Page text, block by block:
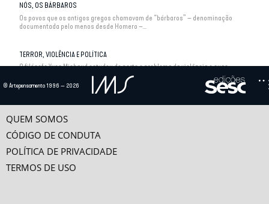
NÓS, OS BÁRBAROS
Os povos que os antigos gregos chamavam de “bárbaros” – denominação
documentada pelo menos desde Homero –...
TERROR, VIOLÊNCIA E POLÍTICA
O filósofo Yves Michaud estudou de perto o problema da violência e suas
relações com o poder a partir de três...
© Artepensamento 1996 — 2026
QUEM SOMOS
CÓDIGO DE CONDUTA
POLÍTICA DE PRIVACIDADE
TERMOS DE USO